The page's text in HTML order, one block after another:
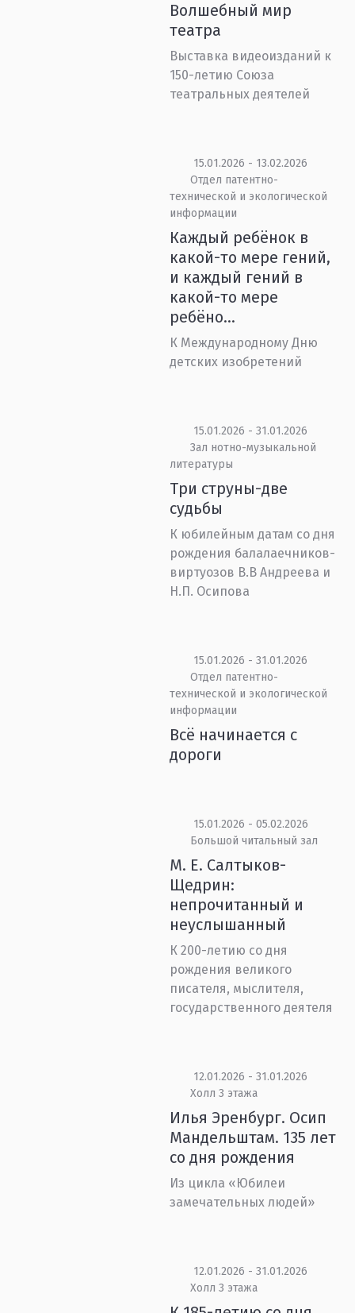
Волшебный мир
театра
Выставка видеоизданий к
150-летию Союза
театральных деятелей
15.01.2026 - 13.02.2026
Отдел патентно-
технической и экологической
информации
Каждый ребёнок в
какой-то мере гений,
и каждый гений в
какой-то мере
ребёно...
К Международному Дню
детских изобретений
15.01.2026 - 31.01.2026
Зал нотно-музыкальной
литературы
Три струны-две
судьбы
К юбилейным датам со дня
рождения балалаечников-
виртуозов В.В Андреева и
Н.П. Осипова
15.01.2026 - 31.01.2026
Отдел патентно-
технической и экологической
информации
Всё начинается с
дороги
15.01.2026 - 05.02.2026
Большой читальный зал
М. Е. Салтыков-
Щедрин:
непрочитанный и
неуслышанный
К 200-летию со дня
рождения великого
писателя, мыслителя,
государственного деятеля
12.01.2026 - 31.01.2026
Холл 3 этажа
Илья Эренбург. Осип
Мандельштам. 135 лет
со дня рождения
Из цикла «Юбилеи
замечательных людей»
12.01.2026 - 31.01.2026
Холл 3 этажа